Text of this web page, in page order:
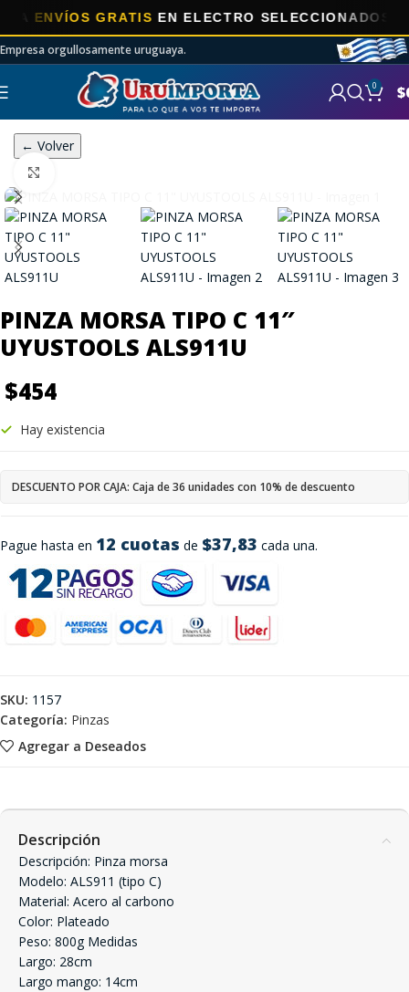
GRATISEN ELECTRO SELECCIONADOS!
Empresa orgullosamente uruguaya.
0 $
← Volver
PINZA MORSA TIPO C 11″
UYUSTOOLS ALS911U
$454
Pague hasta en 12 cuotas de $37,83 cada una.
Hay existencia
DESCUENTO POR CAJA: Caja de 36 unidades con 10% de descuento
Agregar a Deseados
SKU: 1157
Categoría: Pinzas
Descripción
Descripción: Pinza morsa
Modelo: ALS911 (tipo C)
Material: Acero al carbono
Color: Plateado
Peso: 800g Medidas
Largo: 28cm
Largo mango: 14cm